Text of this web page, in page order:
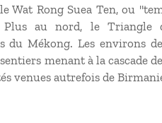
Wat Rong Suea Ten, ou
au nord, le Triangle
du Mékong. Les environs
menant à la cascade
venues autrefois de